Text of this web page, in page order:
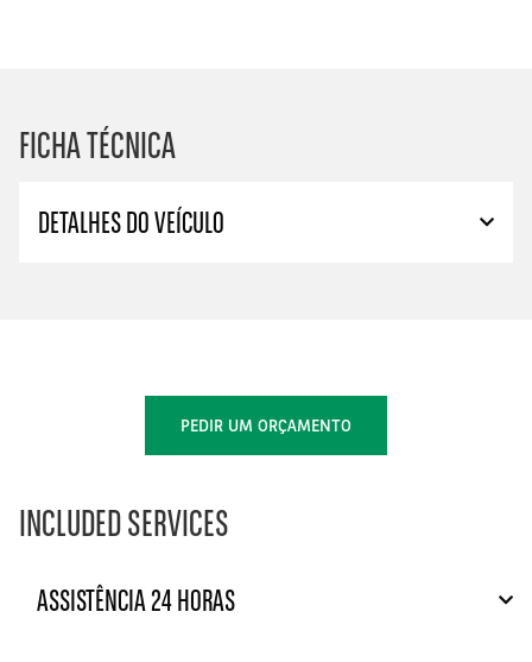
FICHA TÉCNICA
DETALHES DO VEÍCULO
PEDIR UM ORÇAMENTO
INCLUDED SERVICES
ASSISTÊNCIA 24 HORAS